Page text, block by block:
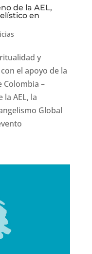
de la AEL,
en
y
el apoyo de la
Colombia –
la AEL, la
Global